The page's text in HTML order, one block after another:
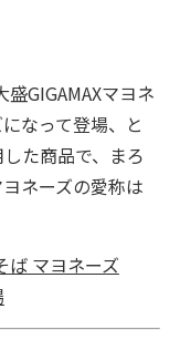
GIGAMAXマヨネ
なって登場、と
た商品で、まろ
ネーズの愛称は
ば マヨネーズ